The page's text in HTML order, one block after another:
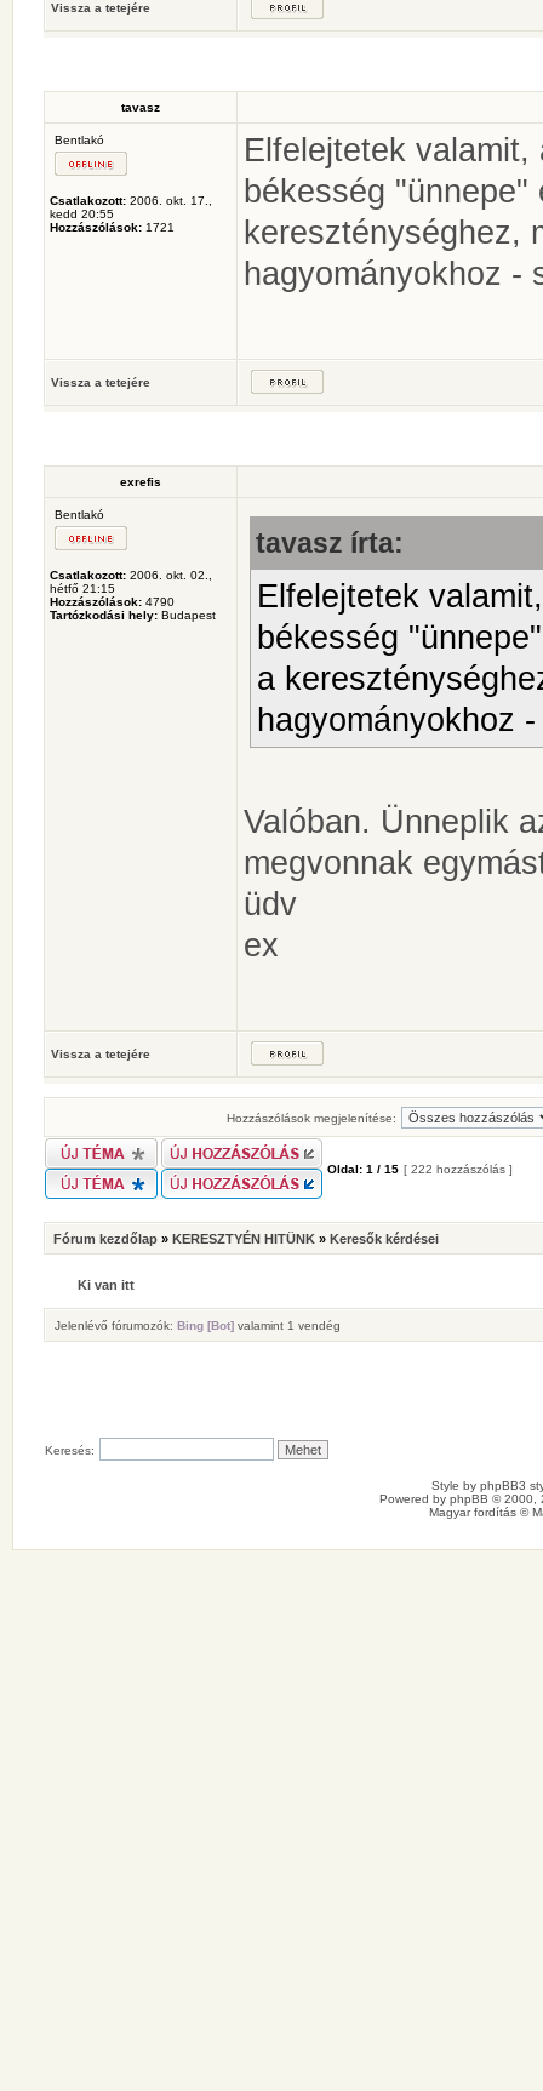
Vissza a tetejére
tavasz
Bentlakó
Csatlakozott: 2006. okt. 17.,
kedd 20:55
Hozzászólások: 1721
Elfelejtetek
békesség
kereszténységhez,
hagyományokhoz -
Vissza a tetejére
exrefis
Bentlakó
Csatlakozott: 2006. okt. 02.,
hétfő 21:15
Hozzászólások: 4790
Tartózkodási hely: Budapest
tavasz írta:
Elfelejtetek
békesség
a
hagyományokhoz
Valóban. Ünneplik
megvonnak
üdv
ex
Vissza a tetejére
Hozzászólások megjelenítése:
Oldal: 1 / 15 [ 222 hozzászólás ]
Fórum kezdőlap » KERESZTYÉN HITÜNK » Keresők kérdései
Ki van itt
Jelenlévő fórumozók: Bing [Bot] valamint 1 vendég
Keresés:
Style by phpBB3
Powered by phpBB © 2000,
Magyar fordítás ©